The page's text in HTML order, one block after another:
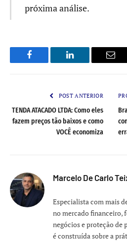
próxima análise.
Facebook LinkedIn
POST ANTERIOR
TENDA ATACADO LTDA: Como eles
fazem preços tão baixos e como
VOCÊ economiza
Marcelo De Carlo
Especialista com mais
no mercado financeiro,
negócios e proteção
é construída sobre a